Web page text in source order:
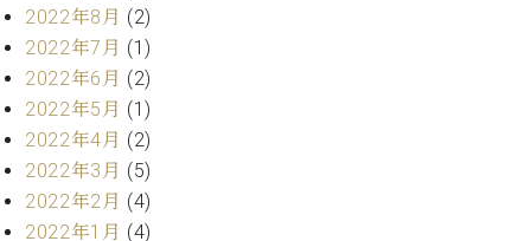
C.
ベ
ヒ
シ
ュ
タ
イ
ン
ェ
ル
ジ
ュ
ア
セ
ス
セン
2022年8月 (2)
2022年7月 (1)
2022年6月 (2)
2022年5月 (1)
2022年4月 (2)
2022年3月 (5)
2022年2月 (4)
2022年1月 (4)